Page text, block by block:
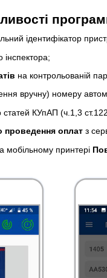
ідентифікатор
інспектора;
на контрольованій
вручну) номеру
статей КУпАП (ч.1,3
проведення оплат з
мобільному принтері